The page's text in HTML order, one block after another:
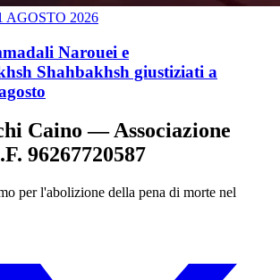
AGOSTO 2026
Narouei e
Shahbakhsh giustiziati a
Caino — Associazione
96267720587
per l'abolizione della pena di morte nel